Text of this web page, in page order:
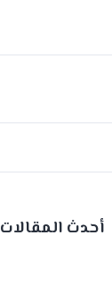
أحدث المقالات